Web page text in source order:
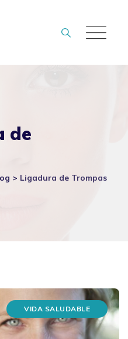
de
> Ligadura de Trompas
VIDA SALUDABLE